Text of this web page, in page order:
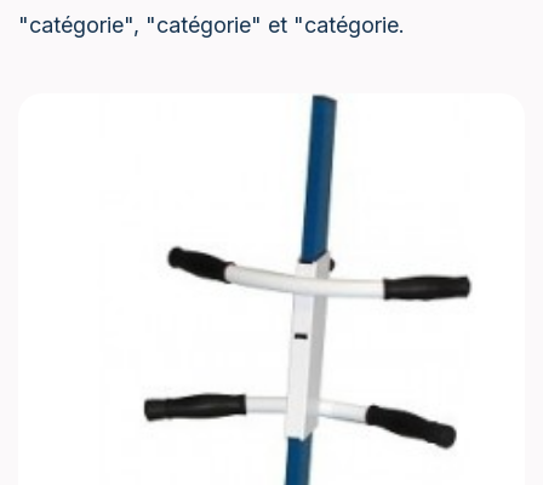
"catégorie", "catégorie" et "catégorie.